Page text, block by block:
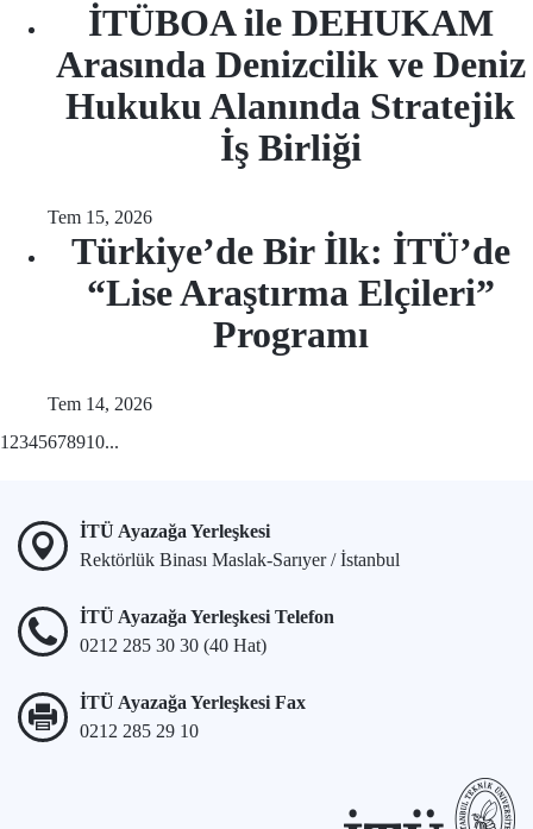
İTÜBOA ile DEHUKAM
Arasında Denizcilik ve Deniz
Hukuku Alanında Stratejik
İş Birliği
Tem 15, 2026
Türkiye’de Bir İlk: İTÜ’de
“Lise Araştırma Elçileri”
Programı
Tem 14, 2026
1 2345678910...
İTÜ Ayazağa Yerleşkesi
Rektörlük Binası Maslak-Sarıyer / İstanbul
İTÜ Ayazağa Yerleşkesi Telefon
0212 285 30 30 (40 Hat)
İTÜ Ayazağa Yerleşkesi Fax
0212 285 29 10